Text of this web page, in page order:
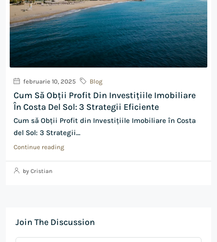
februarie 10, 2025 Blog
Cum Să Obții Profit Din Investițiile Imobiliare
În Costa Del Sol: 3 Strategii Eficiente
Cum să Obții Profit din Investițiile Imobiliare în Costa
del Sol: 3 Strategii...
Continue reading
by Cristian
Join The Discussion